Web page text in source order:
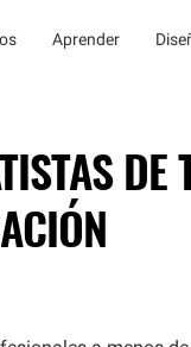
Aprender
DE